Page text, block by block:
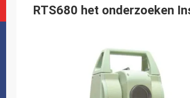
RTS680 het onderzoeken